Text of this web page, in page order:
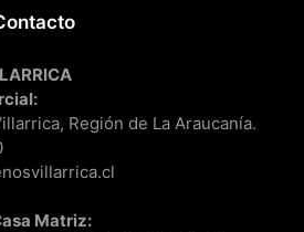
Región de La Araucanía.
Matriz: